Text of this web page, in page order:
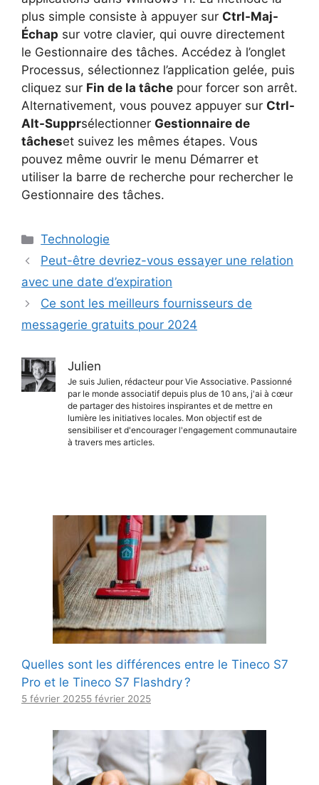
plus simple consiste à appuyer sur Ctrl-Maj-
Échap sur votre clavier, qui ouvre directement
le Gestionnaire des tâches. Accédez à l’onglet
Processus, sélectionnez l’application gelée, puis
cliquez sur Fin de la tâche pour forcer son arrêt.
Alternativement, vous pouvez appuyer sur Ctrl-
Alt-Supprsélectionner Gestionnaire de
tâcheset suivez les mêmes étapes. Vous
pouvez même ouvrir le menu Démarrer et
utiliser la barre de recherche pour rechercher le
Gestionnaire des tâches.
Catégories
Technologie
Peut-être devriez-vous essayer une relation
avec une date d’expiration
Ce sont les meilleurs fournisseurs de
messagerie gratuits pour 2024
Julien
Je suis Julien, rédacteur pour Vie Associative. Passionné
par le monde associatif depuis plus de 10 ans, j'ai à cœur
de partager des histoires inspirantes et de mettre en
lumière les initiatives locales. Mon objectif est de
sensibiliser et d'encourager l'engagement communautaire
à travers mes articles.
Quelles sont les différences entre le Tineco S7
Pro et le Tineco S7 Flashdry ?
5 février 20255 février 2025